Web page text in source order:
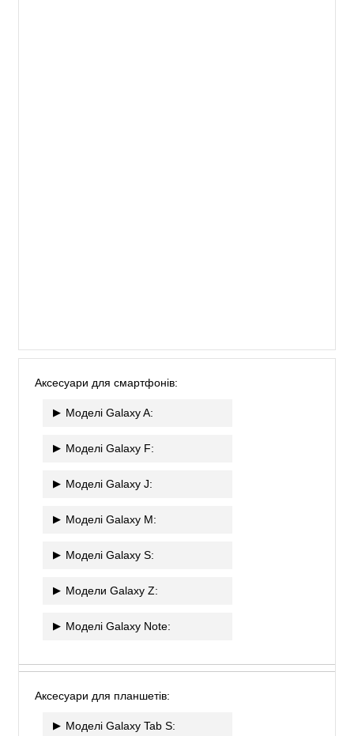
Аксесуари для смартфонів:
Моделі Galaxy A:
Моделі Galaxy F:
Моделі Galaxy J:
Моделі Galaxy M:
Моделі Galaxy S:
Модели Galaxy Z:
Моделі Galaxy Note:
Аксесуари для планшетів:
Моделі Galaxy Tab S: